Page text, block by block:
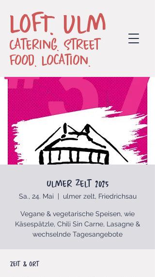
LOFT. Ulm
Catering. Street
Food. Location.
ulmer zelt 2025
Sa., 24. Mai ulmer zelt, Friedrichsau
Vegane & vegetarische Speisen, wie
Käsespätzle, Chili Sin Carne, Lasagne &
wechselnde Tagesangebote
Zeit & Ort